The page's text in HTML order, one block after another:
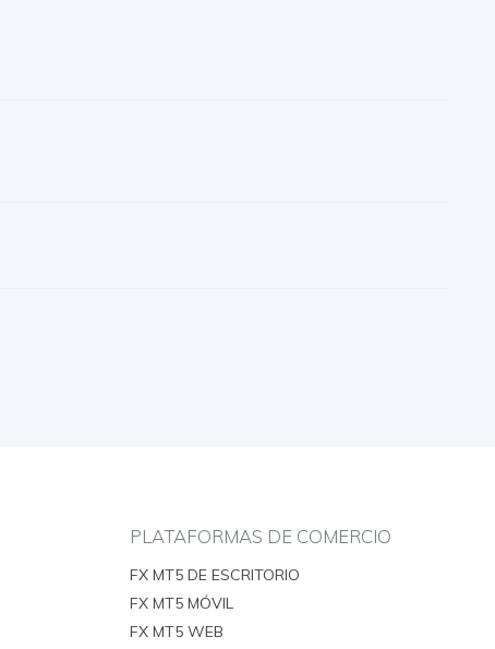
PLATAFORMAS DE COMERCIO
FX MT5 DE ESCRITORIO
FX MT5 MÓVIL
FX MT5 WEB